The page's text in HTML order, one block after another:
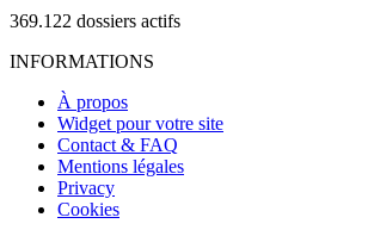
369.122 dossiers actifs
INFORMATIONS
À propos
Widget pour votre site
Contact & FAQ
Mentions légales
Privacy
Cookies